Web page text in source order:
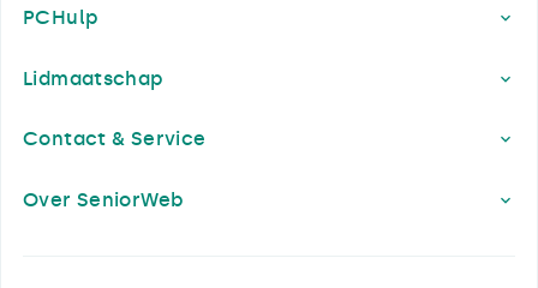
PCHulp
Lidmaatschap
Contact & Service
Over SeniorWeb